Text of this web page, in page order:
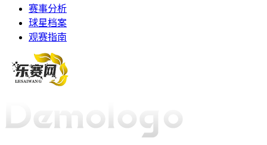
赛事分析
球星档案
观赛指南